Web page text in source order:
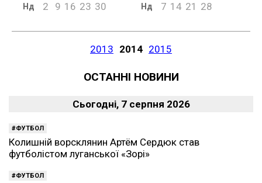
Нд 2 9 16 23 30 Нд 7 14 21 28
2013 2014 2015
ОСТАННІ НОВИНИ
Сьогодні, 7 серпня 2026
ФУТБОЛ
Колишній ворсклянин Артём Сердюк став
футболістом луганської «Зорі»
ФУТБОЛ